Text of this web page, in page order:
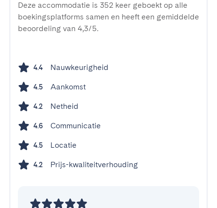
Deze accommodatie is 352 keer geboekt op alle
boekingsplatforms samen en heeft een gemiddelde
beoordeling van 4,3/5.
4.4 Nauwkeurigheid
4.5 Aankomst
4.2 Netheid
4.6 Communicatie
4.5 Locatie
4.2 Prijs-kwaliteitverhouding